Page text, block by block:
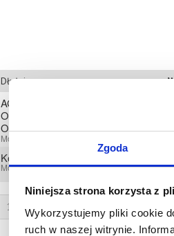
Zgoda
Niniejsza strona korzysta z
Wykorzystujemy pliki cookie
ruch w naszej witrynie.
Dłużnicy
AGTRANSPORT SPÓŁKA Z
OGRANICZONĄ
ODPOWIEDZIALNOŚCIĄ
Mogilany, Małopolskie
Konrad Niedbała
Mogilany, Małopolskie
1